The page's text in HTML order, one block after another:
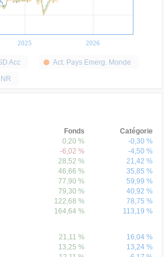
2025 2026
Acc
Act. Pays Emerg. Monde
Fonds
Catégorie
0,20 %
-0,30 %
-6,02 %
-4,50 %
28,52 %
21,42 %
46,66 %
35,85 %
77,90 %
59,99 %
79,30 %
40,92 %
122,68 %
78,75 %
164,64 %
113,19 %
21,11 %
16,04 %
13,25 %
13,24 %